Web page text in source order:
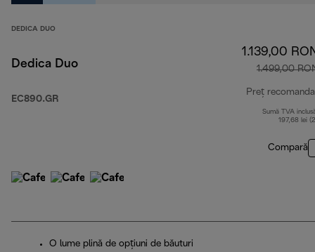
DEDICA DUO
Dedica Duo
EC890.GR
1.139,00
1.499,00
Preț
Sumă TVA
197,68 lei
Compară
O lume plină de opțiuni de băuturi